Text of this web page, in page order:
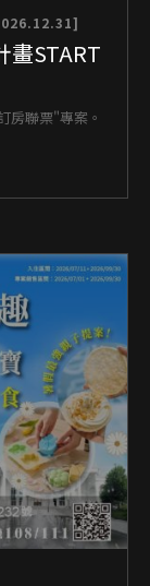
畫START
房聯票"專案。